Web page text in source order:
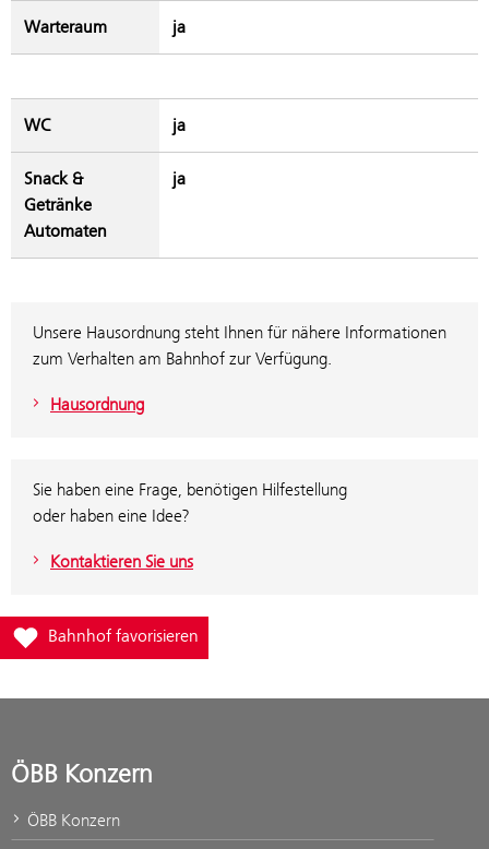
Warteraum ja
WC ja
Snack &
Getränke
Automaten
ja
Unsere Hausordnung steht Ihnen für nähere Informationen
zum Verhalten am Bahnhof zur Verfügung.
Hausordnung
Sie haben eine Frage, benötigen Hilfestellung
oder haben eine Idee?
Kontaktieren Sie uns
Füge Bahnhof Bad Aussee zur Favoritenliste hinzu
Bahnhof favorisieren
ÖBB Konzern
ÖBB Konzern